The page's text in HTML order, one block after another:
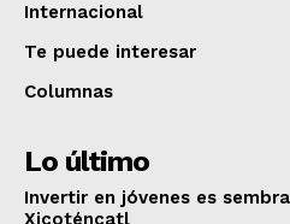
Internacional
Te puede interesar
Columnas
Lo último
Invertir en jóvenes es
Xicoténcatl